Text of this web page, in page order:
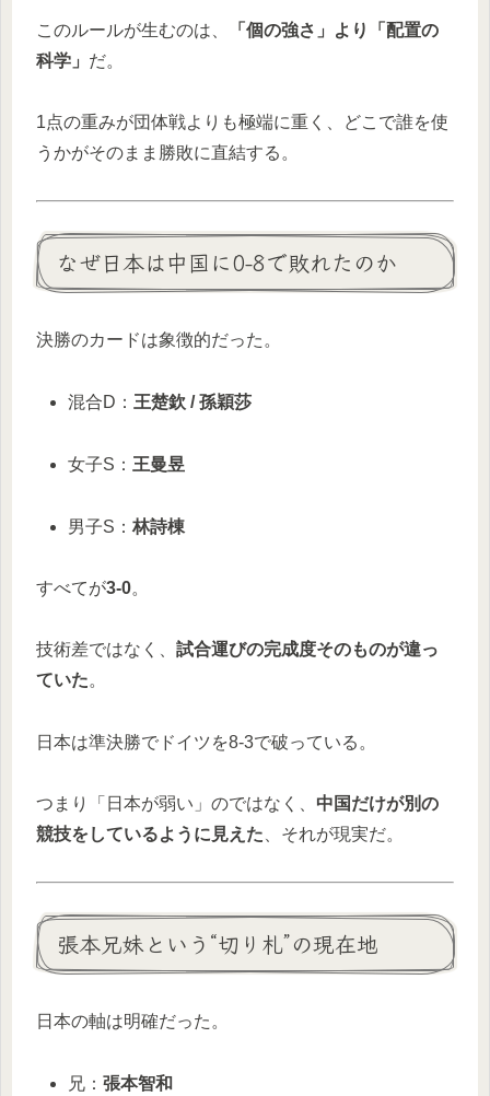
このルールが生むのは、
「個の強さ」より「配置の
科学」 だ。
1点の重みが団体戦よりも極端に重く、どこで誰を使
うかがそのまま勝敗に直結する。
なぜ日本は中国に0-8で敗れたのか
決勝のカードは象徴的だった。
混合D： 王楚欽 /孫穎莎
女子S： 王曼昱
男子S：林詩棟
すべてが3-0。
技術差ではなく、 試合運びの完成度そのものが違っ
ていた。
日本は準決勝でドイツを8-3で破っている。
つまり「日本が弱い」のではなく、 中国だけが別の
競技をしているように見えた 、それが現実だ。
張本兄妹という“切り札”の現在地
日本の軸は明確だった。
兄：張本智和